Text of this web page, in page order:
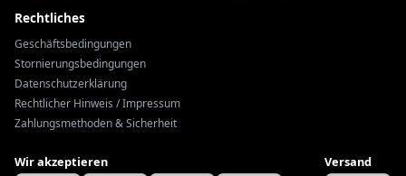
Rechtliches
Geschäftsbedingungen
Stornierungsbedingungen
Datenschutzerklärung
Rechtlicher Hinweis / Impressum
Zahlungsmethoden & Sicherheit
Wir akzeptieren Versand